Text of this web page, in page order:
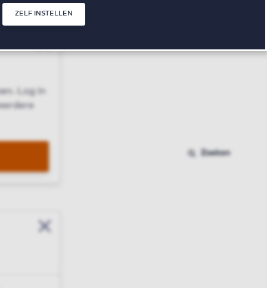
ZELF INSTELLEN
Log in
Sluit modal
Zoeken